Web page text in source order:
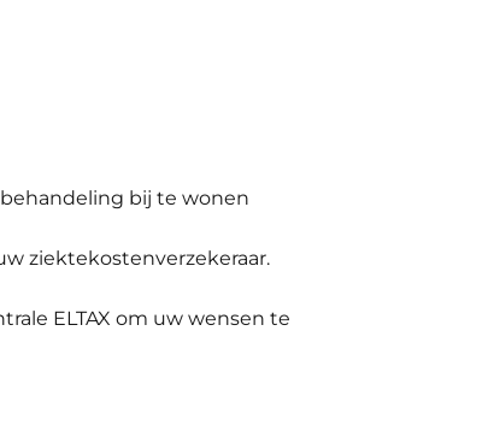
bij te wonen
ziektekostenverzekeraar.
ELTAX om uw wensen te